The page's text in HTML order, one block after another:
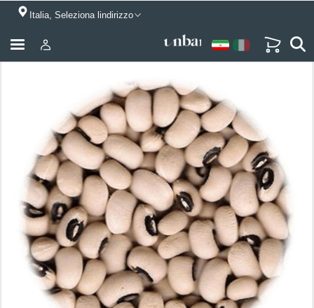
Italia, Seleziona lindirizzo